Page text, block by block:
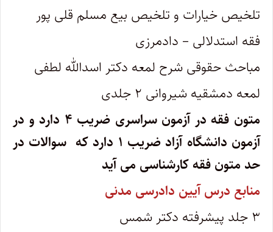
تلخیص خیارات و تلخیص بیع مسلم قلی پور
فقه استدلالی – دادمرزی
مباحث حقوقی شرح لمعه دکتر اسدالله لطفی
لمعه دمشقیه شیروانی ۲ جلدی
متون فقه در آزمون سراسری ضریب ۴ دارد و در
آزمون دانشگاه آزاد ضریب ۱ دارد که سوالات در
حد متون فقه کارشناسی می آید
منابع درس آیین دادرسی مدنی
۳ جلد پیشرفته دکتر شمس